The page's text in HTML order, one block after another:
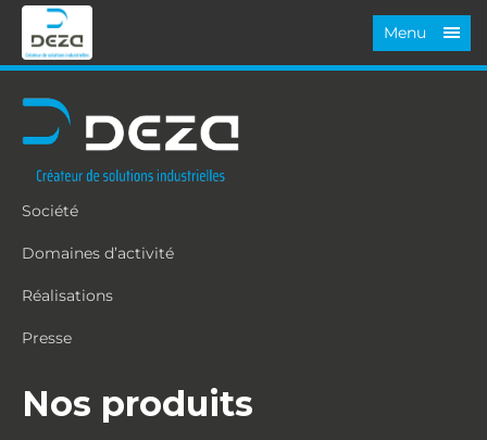
Menu
Société
Domaines d’activité
Réalisations
Presse
Nos produits